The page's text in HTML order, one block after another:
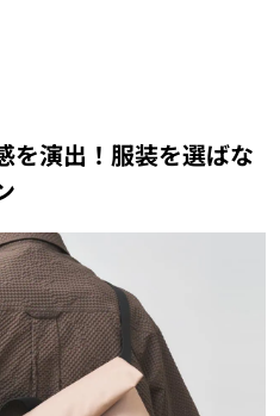
を演出！服装を選ばな